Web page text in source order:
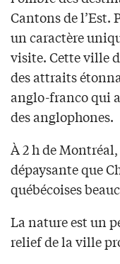
Cantons de l’Est.
un caractère
visite. Cette ville
des attraits
anglo-franco qui
des anglophones.
À 2 h de
dépaysante que
québécoises
La nature est un
relief de la ville